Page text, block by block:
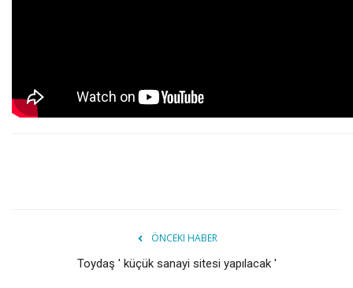
ÖNCEKI HABER
Toydaş ' küçük sanayi sitesi yapılacak '